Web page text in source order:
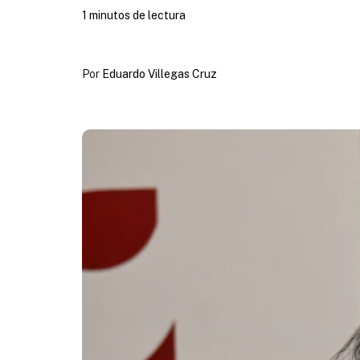
Por Eduardo Villegas Cruz
1 minutos de lectura